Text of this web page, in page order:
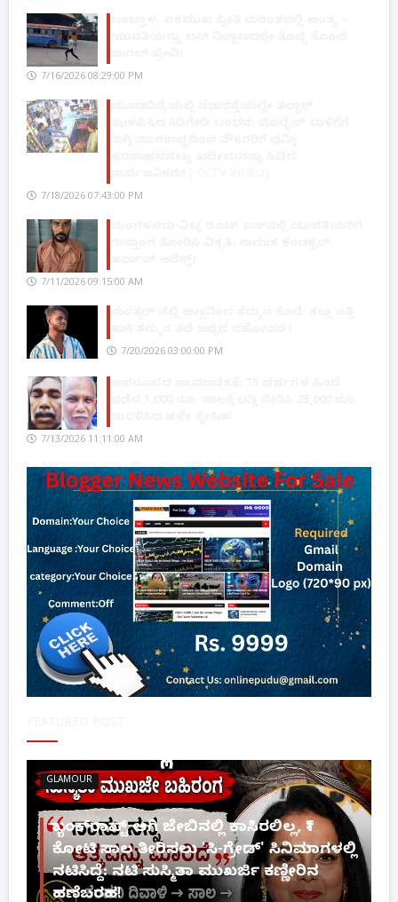
7/16/2026 08:29:00 PM
7/18/2026 07:43:00 PM
7/11/2026 09:15:00 AM
7/20/2026 03:00:00 PM
7/13/2026 11:11:00 AM
GLAMOUR
ಬ್ಯಾಂಕ್‌ರಾಪ್ಟ್‌ ಆಗಿ ಜೇಬಿನಲ್ಲಿ ಕಾಸಿರಲಿಲ್ಲ, ₹1
ಕೋಟಿ ಸಾಲ ತೀರಿಸಲು 'ಸಿ-ಗ್ರೇಡ್' ಸಿನಿಮಾಗಳಲ್ಲಿ
ನಟಿಸಿದ್ದೆ: ನಟಿ ಸುಸ್ಮಿತಾ ಮುಖರ್ಜಿ ಕಣ್ಣೀರಿನ
ಹಣೆಬರಹ!